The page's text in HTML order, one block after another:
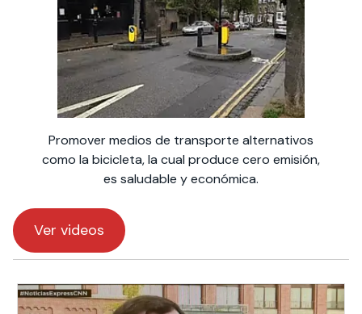
Promover medios de transporte alternativos
como la bicicleta, la cual produce cero emisión,
es saludable y económica.
Ver videos